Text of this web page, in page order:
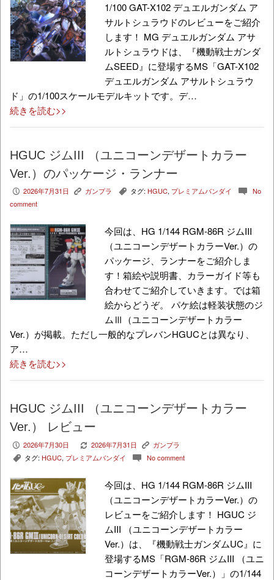
1/100 GAT-X102 デュエルガンダム ア
サルトシュラウドのレビューをご紹介
します！ MG デュエルガンダム アサ
ルトシュラウドは、『機動戦士ガンダ
ムSEED』に登場するMS「GAT-X102
デュエルガンダム アサルトシュラウ
ド」の1/100スケールモデルキットです。デ…
続きを読む>>
HGUC ジムIII （ユニコーンデザートカラー
Ver.）のパッケージ・ランナー
P 2026年7月31日 K ガンプラ , タグ: HGUC, プレミアムバンダイ c No
comment
今回は、HG 1/144 RGM-86R ジムIII
（ユニコーンデザートカラーVer.）の
パッケージ、ランナーをご紹介しま
す！箱絵や説明書、カラーガイド等も
合わせてご紹介していきます。では箱
絵からどうぞ。 パケ絵は軽装状態のジ
ムⅢ（ユニコーンデザートカラー
Ver.）が掲載。ただし一般的なプレバンHGUCとは異なり、
ア…
続きを読む>>
HGUC ジムIII （ユニコーンデザートカラー
Ver.） レビュー
P 2026年7月30日 V 2026年7月31日 K ガンプラ
, タグ: HGUC, プレミアムバンダイ c No comment
今回は、HG 1/144 RGM-86R ジムIII
（ユニコーンデザートカラーVer.）の
レビューをご紹介します！ HGUC ジ
ムIII （ユニコーンデザートカラー
Ver.）は、『機動戦士ガンダムUC』に
登場するMS「RGM-86R ジムIII （ユニ
コーンデザートカラーVer.）」の1/144